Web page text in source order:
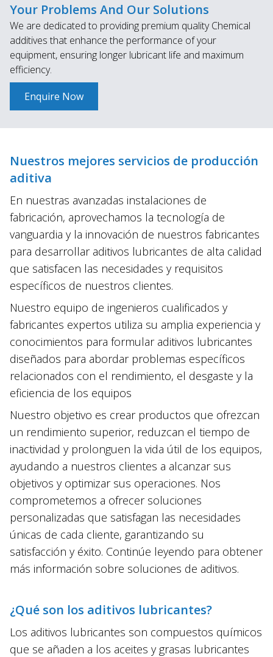
Your Problems And Our Solutions
We are dedicated to providing premium quality Chemical
additives that enhance the performance of your
equipment, ensuring longer lubricant life and maximum
efficiency.
Enquire Now
Nuestros mejores servicios de producción
aditiva
En nuestras avanzadas instalaciones de
fabricación, aprovechamos la tecnología de
vanguardia y la innovación de nuestros fabricantes
para desarrollar aditivos lubricantes de alta calidad
que satisfacen las necesidades y requisitos
específicos de nuestros clientes.
Nuestro equipo de ingenieros cualificados y
fabricantes expertos utiliza su amplia experiencia y
conocimientos para formular aditivos lubricantes
diseñados para abordar problemas específicos
relacionados con el rendimiento, el desgaste y la
eficiencia de los equipos
Nuestro objetivo es crear productos que ofrezcan
un rendimiento superior, reduzcan el tiempo de
inactividad y prolonguen la vida útil de los equipos,
ayudando a nuestros clientes a alcanzar sus
objetivos y optimizar sus operaciones. Nos
comprometemos a ofrecer soluciones
personalizadas que satisfagan las necesidades
únicas de cada cliente, garantizando su
satisfacción y éxito. Continúe leyendo para obtener
más información sobre soluciones de aditivos.
¿Qué son los aditivos lubricantes?
Los aditivos lubricantes son compuestos químicos
que se añaden a los aceites y grasas lubricantes